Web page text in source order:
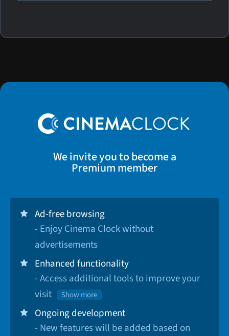
We invite you to become a
Premium member
Ad-free browsing
- Enjoy Cinema Clock without
advertisements
Enhanced functionality
- Access additional tools to improve your
visit
Show more
Ongoing development
- New features will be added based on